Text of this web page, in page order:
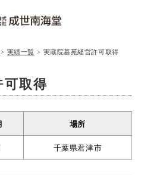
> 実績一覧 > 実蔵院墓苑経営許可取得
取得
場所
千葉県君津市